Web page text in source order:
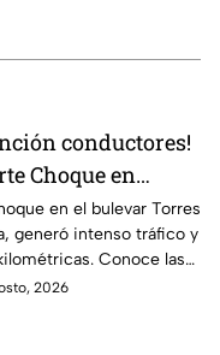
conductores!
Choque en
Landa provoca
kilométricas a esta
en el bulevar Torres
generó intenso tráfico y
Conoce las
2026